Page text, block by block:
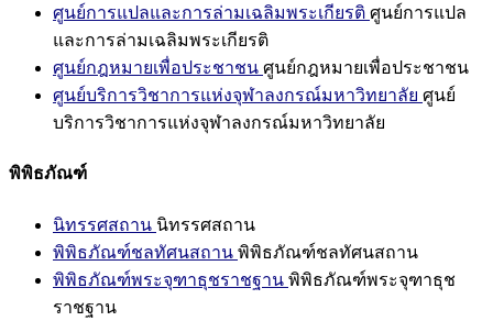
ศูนย์การแปลและการล่ามเฉลิมพระเกียรติ ศูนย์การแปล
และการล่ามเฉลิมพระเกียรติ
ศูนย์กฎหมายเพื่อประชาชน ศูนย์กฎหมายเพื่อประชาชน
ศูนย์บริการวิชาการแห่งจุฬาลงกรณ์มหาวิทยาลัย ศูนย์
บริการวิชาการแห่งจุฬาลงกรณ์มหาวิทยาลัย
พิพิธภัณฑ์
นิทรรศสถาน นิทรรศสถาน
พิพิธภัณฑ์ชลทัศนสถาน พิพิธภัณฑ์ชลทัศนสถาน
พิพิธภัณฑ์พระจุฑาธุชราชฐาน พิพิธภัณฑ์พระจุฑาธุช
ราชฐาน